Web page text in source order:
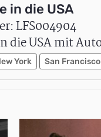
in die USA
LFS004904
die USA mit
York San Francisco